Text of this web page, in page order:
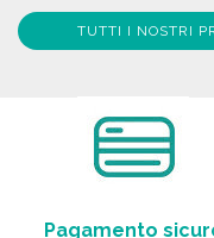
TUTTI I NOSTRI
Pagamento